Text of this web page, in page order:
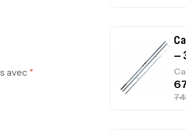
avec *
–